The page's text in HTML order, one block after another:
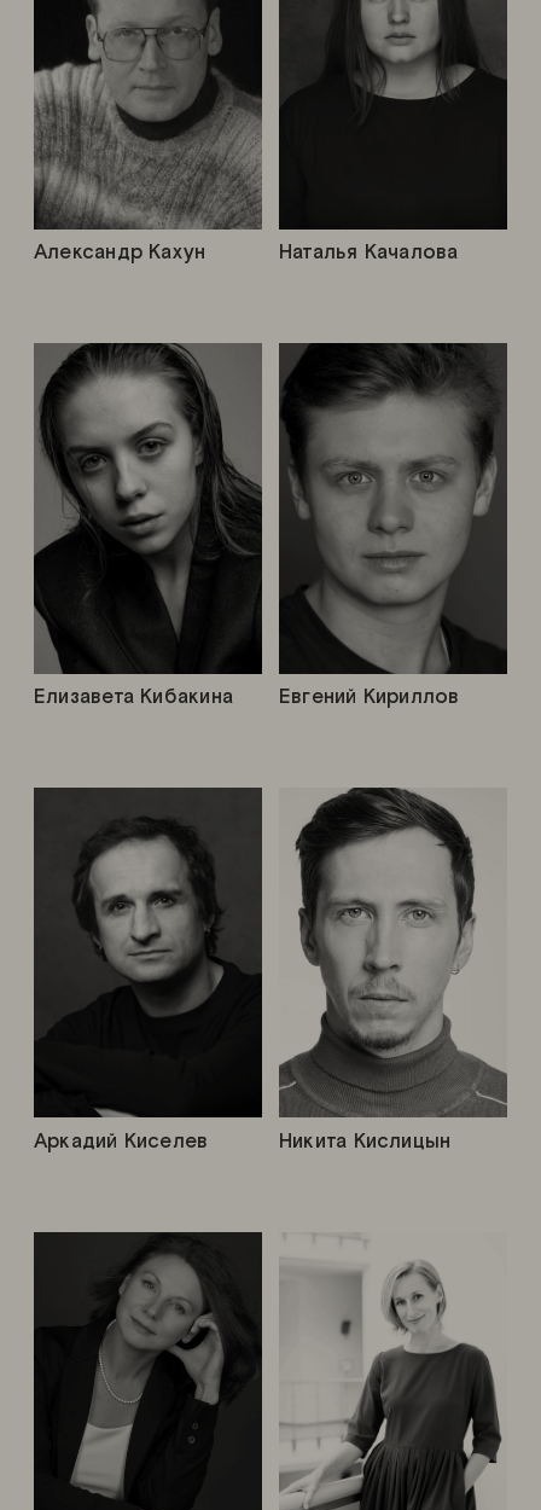
Александр Кахун
Елизавета Кибакина Евгений Кириллов
Никита Кислицын
Аркадий Киселев
Наталья Качалова